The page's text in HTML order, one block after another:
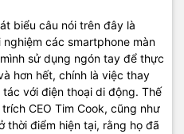
biểu câu nói trên đây là
các smartphone màn
sử dụng ngón tay để thực
hơn hết, chính là việc thay
với điện thoại di động. Thế
CEO Tim Cook, cũng như
thời điểm hiện tại, rằng họ đã